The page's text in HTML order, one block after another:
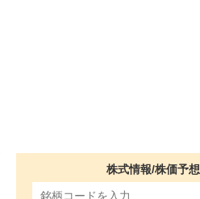
株式情報/株価予想